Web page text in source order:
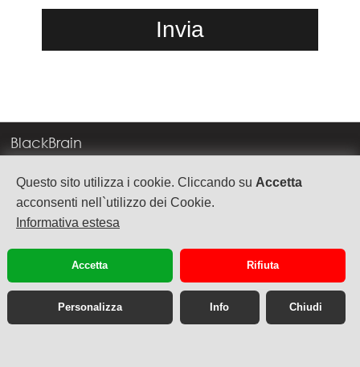
Questo sito utilizza i cookie. Cliccando su Accetta
acconsenti nell`utilizzo dei Cookie.
Informativa estesa
Accetta Rifiuta
Personalizza Info Chiudi
BlackBrain
Corso Milano, 83
37138 Verona
info@blackbrain.it
TEL. +39 045 575888
P.Iva 03992340236